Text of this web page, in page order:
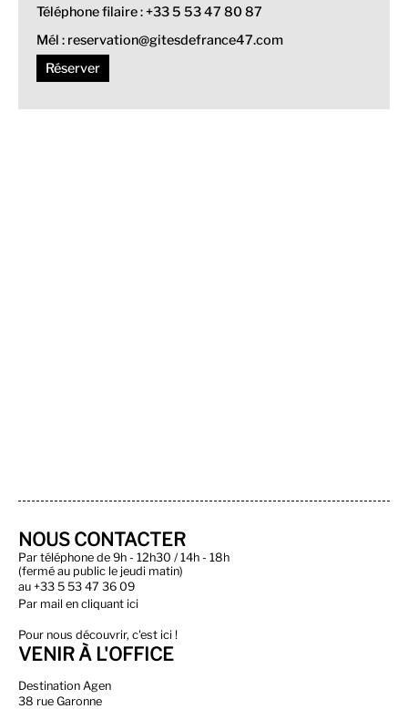
Téléphone filaire : +33 5 53 47 80 87
Mél : reservation@gitesdefrance47.com
Réserver
NOUS CONTACTER
Par téléphone de 9h - 12h30 / 14h - 18h
(fermé au public le jeudi matin)
au +33 5 53 47 36 09
Par mail en cliquant ici
Pour nous découvrir, c'est ici !
VENIR À L'OFFICE
Destination Agen
38 rue Garonne